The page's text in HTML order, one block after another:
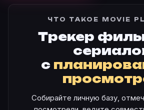
ЧТО ТАКОЕ MOVIE
Трекер
с
Собирайте личную базу,